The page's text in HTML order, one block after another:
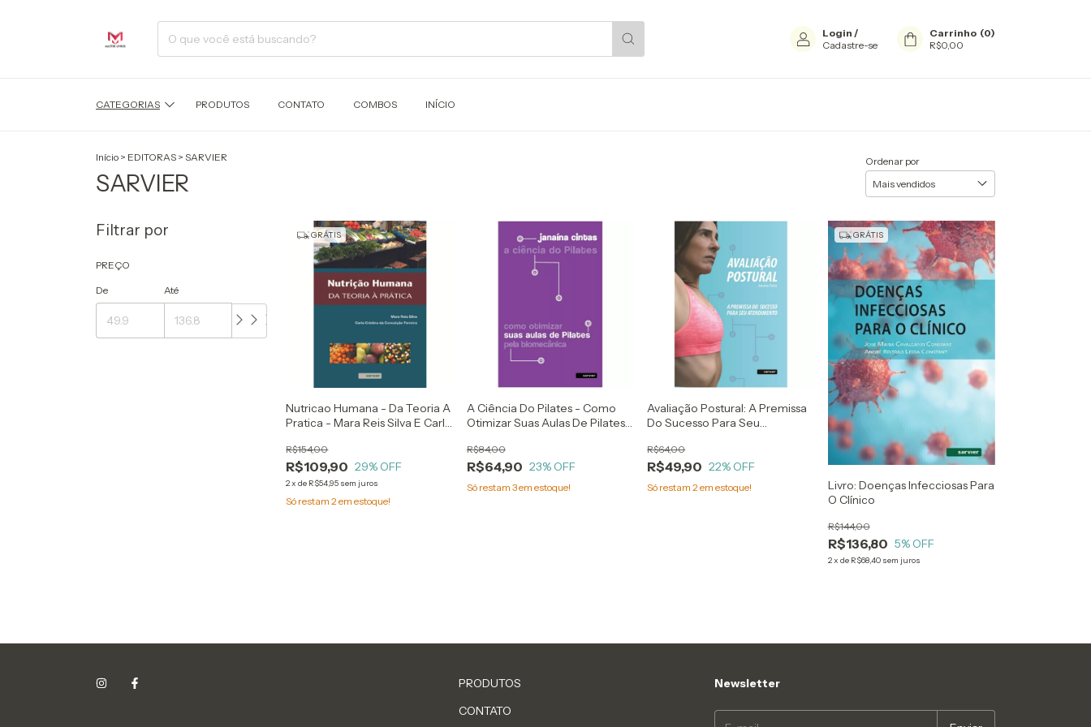
Login /
Cadastre-se
Carrinho (0)
R$0,00
CATEGORIAS PRODUTOS CONTATO COMBOS INÍCIO
Início > EDITORAS > SARVIER
SARVIER
Ordenar por
Filtrar por
PREÇO
De Até
GRÁTIS
Nutricao Humana - Da Teoria A
Pratica - Mara Reis Silva E Carla
R$109,90
R$154,00
29% OFF
2xde R$54,95 sem juros
Só restam2em estoque!
A Ciência Do Pilates - Como
Otimizar Suas Aulas De Pilates
Cintas
R$64,90
R$84,00
23% OFF
Só restam 3em estoque!
Avaliação Postural: A Premissa
Do Sucesso Para Seu
Cintas
R$49,90
R$64,00
22% OFF
Só restam2em estoque!
GRÁTIS
Livro: Doenças Infecciosas Para
O Clínico
R$136,80
R$144,00
5% OFF
2x de R$68,40 sem juros
PRODUTOS
CONTATO
Newsletter